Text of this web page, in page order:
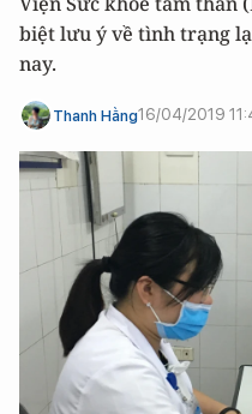
biệt lưu ý về tình trạng
nay.
Thanh Hằng16/04/2019